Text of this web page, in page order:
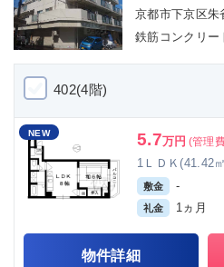
京都市下京区朱
鉄筋コンクリー
402(4階)
NEW 5.7万円 (管理
1ＬＤＫ(41.42
敷金 -
礼金 1ヵ月
物件詳細